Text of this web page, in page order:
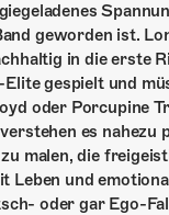
geworden ist.
in die erste
gespielt und
oder Porcupine
es nahezu
malen, die
Leben und
oder gar Ego-